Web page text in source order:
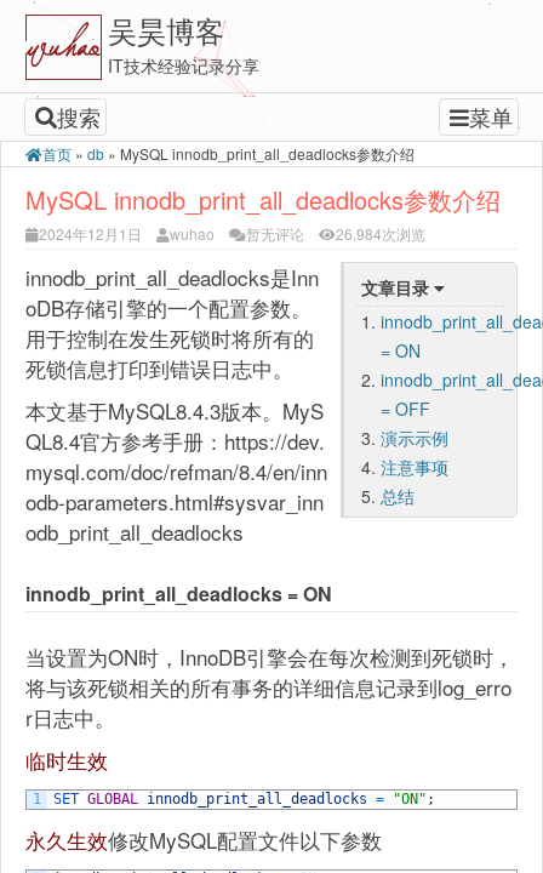
吴昊博客
IT技术经验记录分享
搜索 菜单
首页 » db » MySQL innodb_print_all_deadlocks参数介绍
MySQL innodb_print_all_deadlocks参数介绍
2024年12月1日 wuhao 暂无评论 26,984次浏览
文章目录
= ON
= OFF
演示示例
注意事项
总结
innodb_print_all_deadlocks是Inn
oDB存储引擎的一个配置参数。
用于控制在发生死锁时将所有的
死锁信息打印到错误日志中。
本文基于MySQL8.4.3版本。MyS
QL8.4官方参考手册：https://dev.
mysql.com/doc/refman/8.4/en/inn
odb-parameters.html#sysvar_inn
odb_print_all_deadlocks
innodb_print_all_deadlocks = ON
当设置为ON时，InnoDB引擎会在每次检测到死锁时，
将与该死锁相关的所有事务的详细信息记录到log_erro
r日志中。
临时生效
1 SET GLOBAL innodb_print_all_deadlocks = "ON" ;
永久生效修改MySQL配置文件以下参数